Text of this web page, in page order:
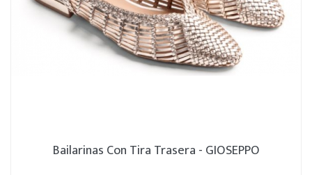
Bailarinas Con Tira Trasera - GIOSEPPO